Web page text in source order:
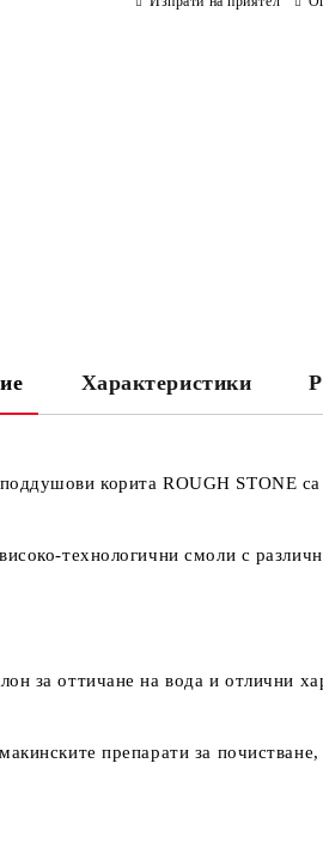
Характеристики
корита ROUGH STONE са
технологични смоли с
за оттичане на вода и отлични
препарати за